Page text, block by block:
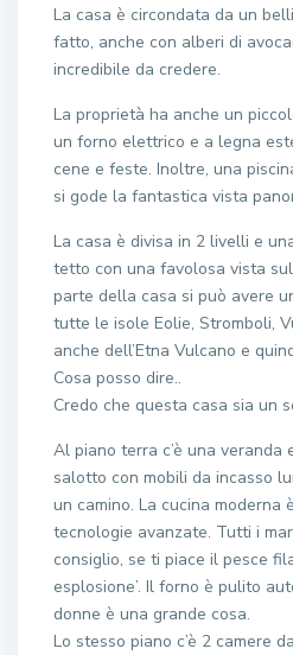
La casa è circondata da un
fatto, anche con alberi di
incredibile da credere.
La proprietà ha anche un
un forno elettrico e a legna
cene e feste. Inoltre, una
si gode la fantastica vista
La casa è divisa in 2 livelli e
tetto con una favolosa vista
parte della casa si può avere
tutte le isole Eolie, Stromboli,
anche dell’Etna Vulcano e
Cosa posso dire..
Credo che questa casa sia un
Al piano terra c’è una veranda
salotto con mobili da incasso
un camino. La cucina moderna
tecnologie avanzate. Tutti i
consiglio, se ti piace il pesce
esplosione’. Il forno è pulito
donne è una grande cosa.
Lo stesso piano c’è 2 camere